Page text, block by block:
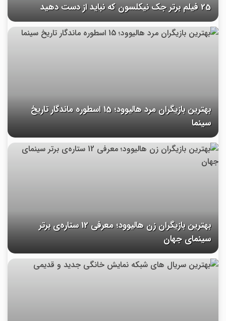
25 فیلم برتر جک نیکلسون که نباید از دست دهید
بهترین بازیگران مرد هالیوود؛ 15 اسطوره ماندگار تاریخ
سینما
بهترین بازیگران زن هالیوود؛ معرفی 12 ستاره‌ی برتر
سینمای جهان